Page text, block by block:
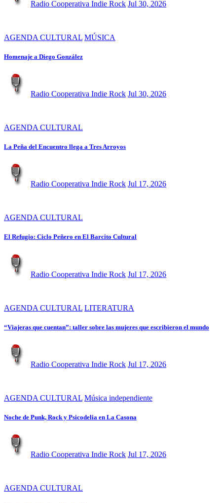
Radio Cooperativa Indie Rock Jul 30, 2026
AGENDA CULTURAL MÚSICA
Homenaje a Diego González
Radio Cooperativa Indie Rock Jul 30, 2026
AGENDA CULTURAL
La Peña del Encuentro llega a Tres Arroyos
Radio Cooperativa Indie Rock Jul 17, 2026
AGENDA CULTURAL
El Refugio: Ciclo Peñero en El Barcito Cultural
Radio Cooperativa Indie Rock Jul 17, 2026
AGENDA CULTURAL LITERATURA
“Viajeras que cuentan”: taller sobre las mujeres que escribieron el mundo
Radio Cooperativa Indie Rock Jul 17, 2026
AGENDA CULTURAL Música independiente
Noche de Punk, Rock y Psicodelia en La Casona
Radio Cooperativa Indie Rock Jul 17, 2026
AGENDA CULTURAL